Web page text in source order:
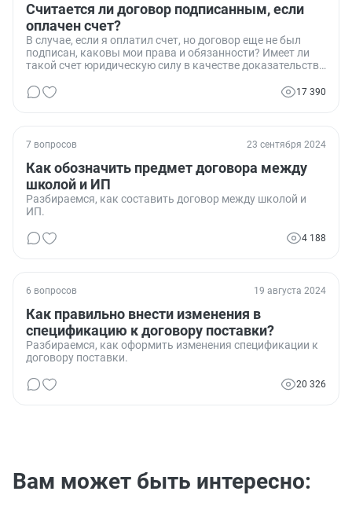
Считается ли договор подписанным, если
оплачен счет?
В случае, если я оплатил счет, но договор еще не был
подписан, каковы мои права и обязанности? Имеет ли
такой счет юридическую силу в качестве доказательства
17 390
7 вопросов 23 сентября 2024
Как обозначить предмет договора между
школой и ИП
Разбираемся, как составить договор между школой и
ИП.
4 188
6 вопросов 19 августа 2024
Как правильно внести изменения в
спецификацию к договору поставки?
Разбираемся, как оформить изменения спецификации к
договору поставки.
20 326
Вам может быть интересно: